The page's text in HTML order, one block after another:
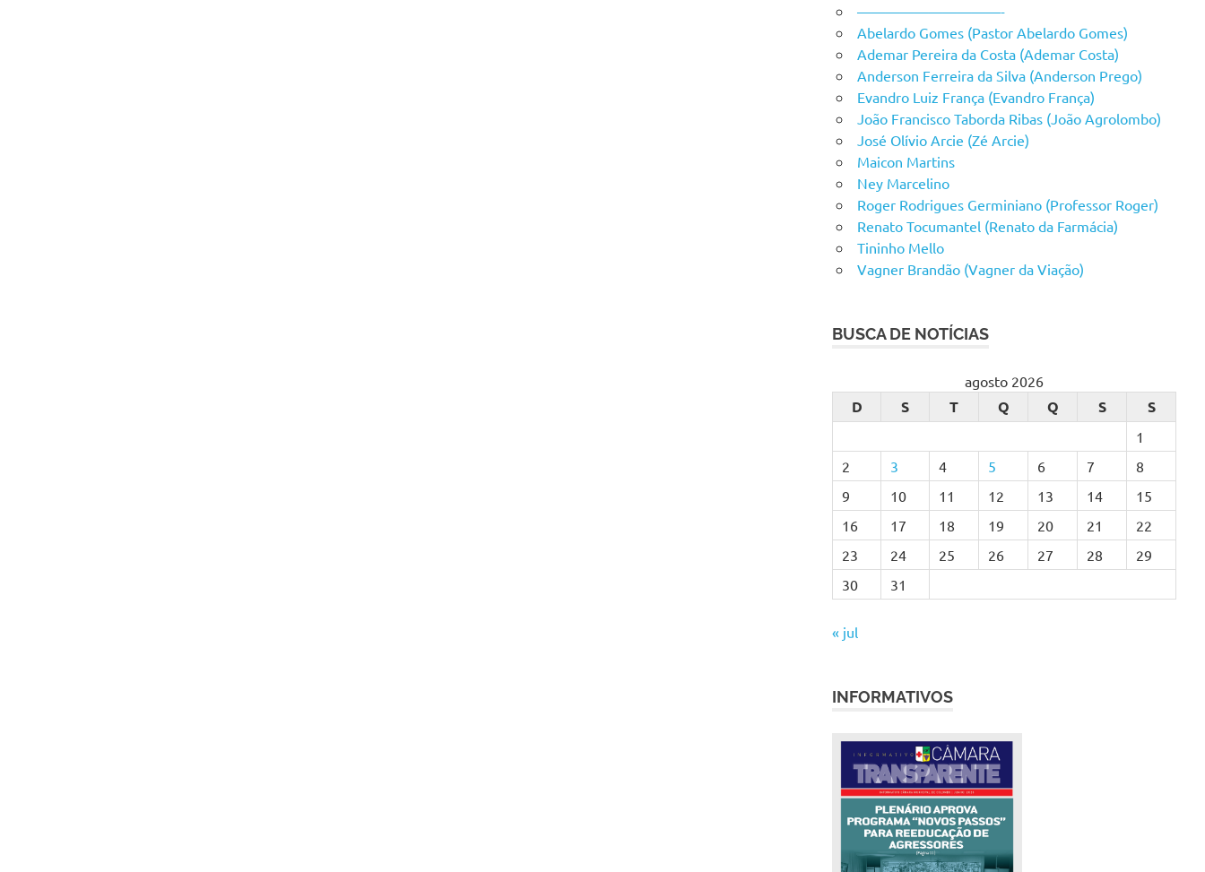
——————————-
Abelardo Gomes (Pastor Abelardo Gomes)
Ademar Pereira da Costa (Ademar Costa)
Anderson Ferreira da Silva (Anderson Prego)
Evandro Luiz França (Evandro França)
João Francisco Taborda Ribas (João Agrolombo)
José Olívio Arcie (Zé Arcie)
Maicon Martins
Ney Marcelino
Roger Rodrigues Germiniano (Professor Roger)
Renato Tocumantel (Renato da Farmácia)
Tininho Mello
Vagner Brandão (Vagner da Viação)
BUSCA DE NOTÍCIAS
agosto 2026
D S T Q Q S S
1
2
3 4 5 6 7
8
9
10 11 12 13 14
15
16
17 18 19 20 21
22
23
24 25 26 27 28
29
30
31
« jul
INFORMATIVOS